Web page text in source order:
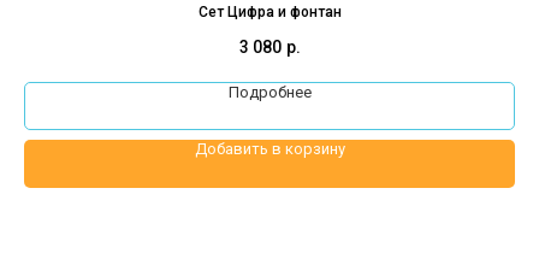
Сет Цифра и фонтан
3 080 р.
Подробнее
Добавить в корзину